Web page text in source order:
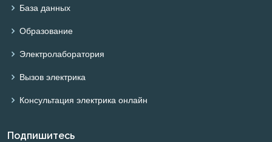
База данных
Образование
Электролаборатория
Вызов электрика
Консультация электрика онлайн
Подпишитесь